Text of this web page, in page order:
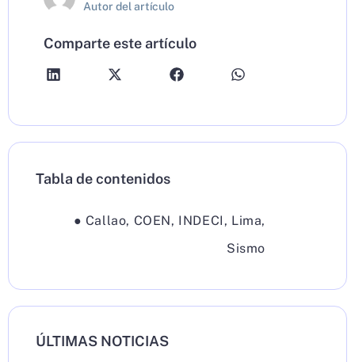
Autor del artículo
Comparte este artículo
Tabla de contenidos
● Callao, COEN, INDECI , Lima,
Sismo
ÚLTIMAS NOTICIAS